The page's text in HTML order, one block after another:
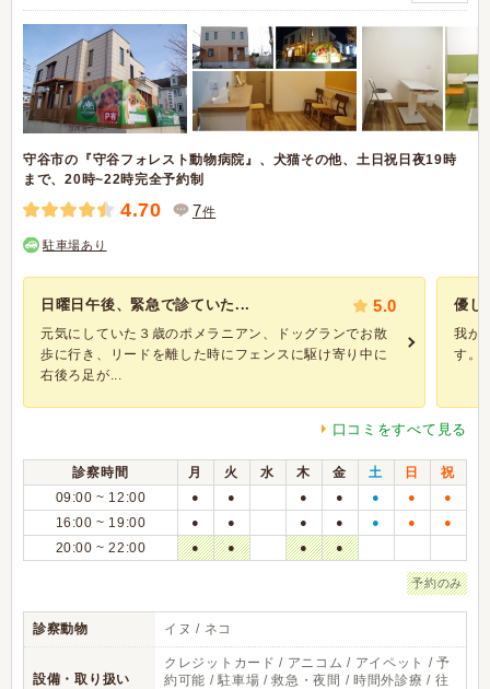
守谷市の『守谷フォレスト動物病院』、犬猫その他、土日祝日夜19時
まで、20時~22時完全予約制
4.70 7件
駐車場あり
日曜日午後、緊急で診ていた... 5.0
元気にしていた３歳のポメラニアン、ドッグランでお散
歩に行き、リードを離した時にフェンスに駆け寄り中に
右後ろ足が...
優し
我が
す。
口コミをすべて見る
診察時間 月 火 水 木 金 土 日
祝
09:00 ~ 12:00
● ● ● ● ● ● ●
16:00 ~ 19:00 ● ● ● ● ● ● ●
20:00 ~ 22:00 ● ● ● ●
予約のみ
診察動物 イヌ / ネコ
設備・取り扱い
クレジットカード / アニコム / アイペット / 予
約可能 / 駐車場 / 救急・夜間 / 時間外診療 / 往